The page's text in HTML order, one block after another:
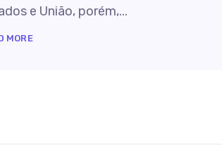
e União, porém,...
MORE